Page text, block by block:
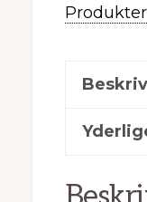
Produkter